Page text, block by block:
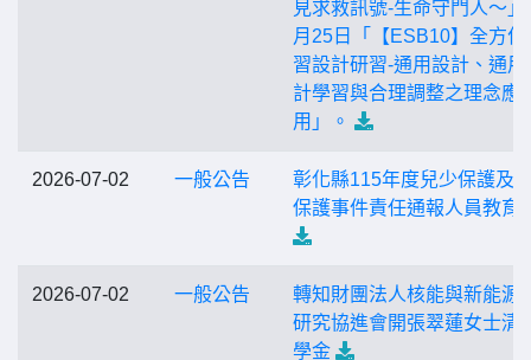
見求救訊號-生命守門人〜」
月25日「【ESB10】全方位
習設計研習-通用設計、通用
計學習與合理調整之理念應
用」。
2026-07-02 一般公告
彰化縣115年度兒少保護及
保護事件責任通報人員教育
2026-07-02 一般公告
轉知財團法人核能與新能源
研究協進會開張翠蓮女士清
學金